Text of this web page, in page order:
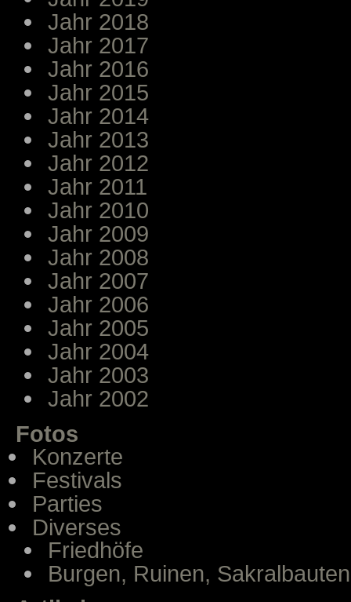
Jahr 2018
Jahr 2017
Jahr 2016
Jahr 2015
Jahr 2014
Jahr 2013
Jahr 2012
Jahr 2011
Jahr 2010
Jahr 2009
Jahr 2008
Jahr 2007
Jahr 2006
Jahr 2005
Jahr 2004
Jahr 2003
Jahr 2002
Fotos
Konzerte
Festivals
Parties
Diverses
Friedhöfe
Burgen, Ruinen, Sakralbauten